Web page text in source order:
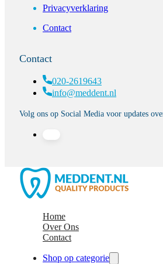
Privacyverklaring
Contact
Contact
020-2619643
info@meddent.nl
Volg ons op Social Media voor updates
Home
Over Ons
Contact
Shop op categorie